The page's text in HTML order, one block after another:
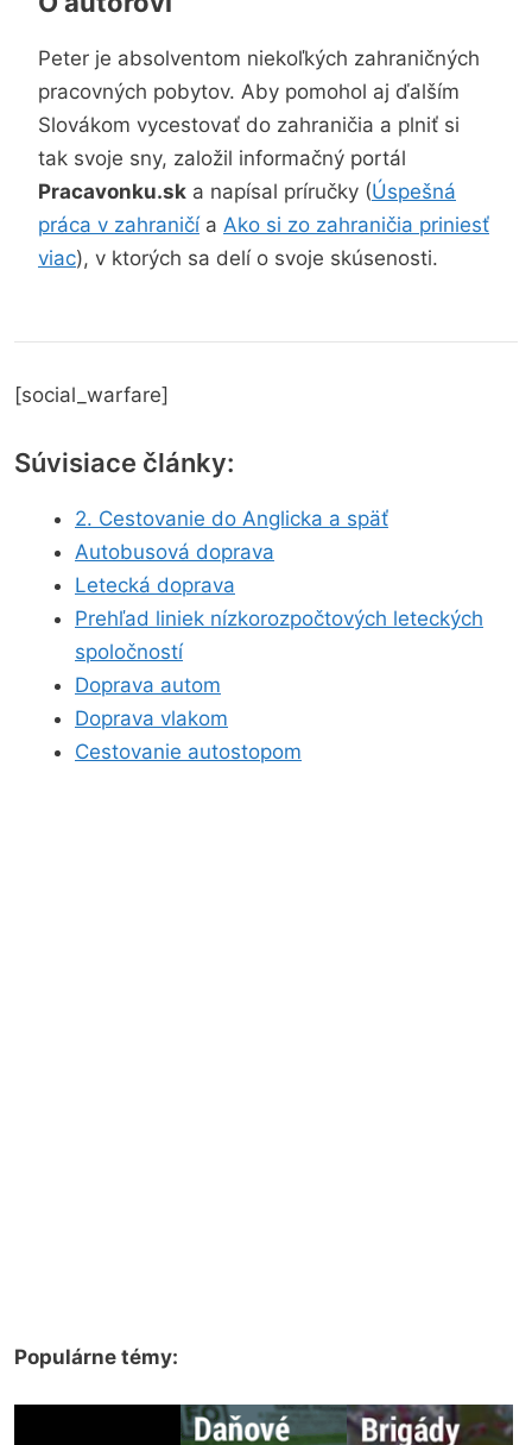
Peter je absolventom niekoľkých zahraničných
pracovných pobytov. Aby pomohol aj ďalším
Slovákom vycestovať do zahraničia a plniť si
tak svoje sny, založil informačný portál
Pracavonku.sk a napísal príručky (Úspešná
práca v zahraničí a Ako si zo zahraničia priniesť
viac), v ktorých sa delí o svoje skúsenosti.
[social_warfare]
Súvisiace články:
2. Cestovanie do Anglicka a späť
Autobusová doprava
Letecká doprava
Prehľad liniek nízkorozpočtových leteckých
spoločností
Doprava autom
Doprava vlakom
Cestovanie autostopom
Populárne témy: